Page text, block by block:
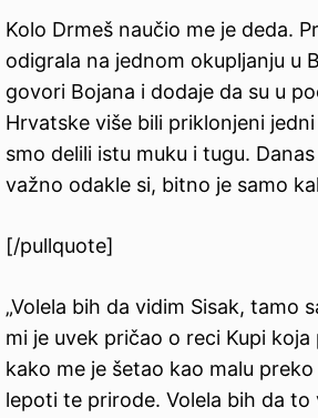
Kolo Drmeš naučio me je deda.
odigrala na jednom okupljanju u
govori Bojana i dodaje da su u
Hrvatske više bili priklonjeni
smo delili istu muku i tugu.
važno odakle si, bitno je samo
[/pullquote]
„Volela bih da vidim Sisak, tamo
mi je uvek pričao o reci Kupi
kako me je šetao kao malu
lepoti te prirode. Volela bih da to